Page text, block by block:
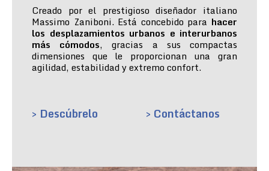
Creado por el prestigioso diseñador italiano
Massimo Zaniboni. Está concebido para hacer
los desplazamientos urbanos e interurbanos
más cómodos, gracias a sus compactas
dimensiones que le proporcionan una gran
agilidad, estabilidad y extremo confort.
> Descúbrelo > Contáctanos